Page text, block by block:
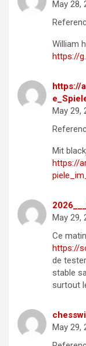
May 28,
William
https://
https://
May 29,
Mit
https://
May 29,
Ce
https://
de
stable
surtout
May 29,